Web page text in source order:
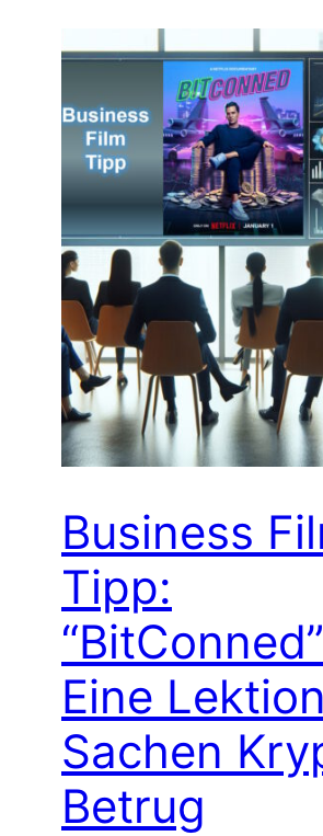
Business
Tipp:
Eine
Sachen
Betrug